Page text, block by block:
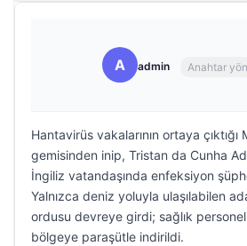
A admin Anahtar
Hantavirüs vakalarının ortaya çıktığı
gemisinden inip, Tristan da Cunha
İngiliz vatandaşında enfeksiyon
Yalnızca deniz yoluyla ulaşılabilen
ordusu devreye girdi; sağlık
bölgeye paraşütle indirildi.